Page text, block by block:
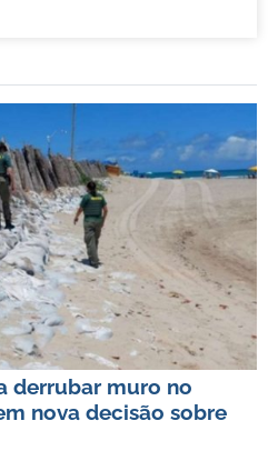
derrubar muro no
nova decisão sobre